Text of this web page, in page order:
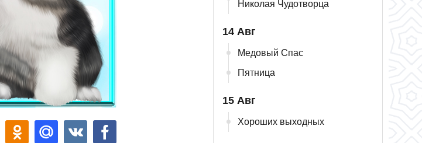
Николая Чудотворца
14 Авг
Медовый Спас
Пятница
15 Авг
Хороших выходных